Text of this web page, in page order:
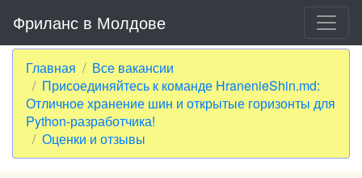
Фриланс в Молдове
Главная
Все вакансии
Присоединяйтесь к команде HranenieShin.md:
Отличное хранение шин и открытые горизонты для
Python-разработчика!
Оценки и отзывы